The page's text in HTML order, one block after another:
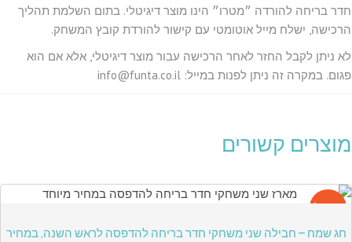
חדר בריחה להורדה ״מטרו״ הינו מוצר דיגיטלי. בתום השלמת תהליך
הרכישה, ישלח מייל אוטומטי עם קישור להורדת קובץ המשחק.
לא ניתן לקבל החזר לאחר הרכישה עבור מוצר דיגיטלי, אלא אם הוא
פגום. במקרה זה ניתן לפנות במייל: info@funta.co.il
מוצרים קשורים
מבצע!
חג שמח – חבילה שני משחקי חדר בריחה להדפסה לראש השנה, במחיר